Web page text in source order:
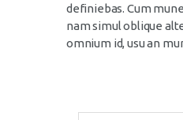
definiebas. Cum
nam simul oblique
omnium id, usu an